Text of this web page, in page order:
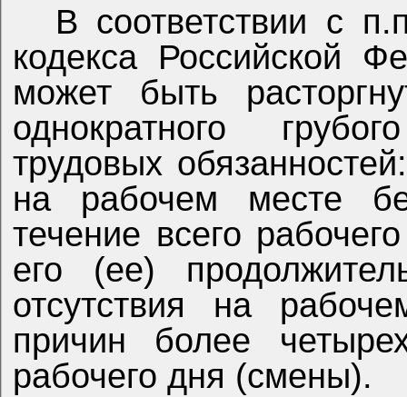
В соответствии с
кодекса Российской
может быть
однократного
трудовых
на рабочем месте
течение всего
его (ее)
отсутствия на
причин более
рабочего дня (смены).